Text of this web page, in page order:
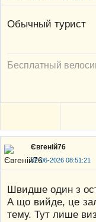
Обычный турист
Бесплатный
Євгеній76
02-06-2026 08:51:21
Швидше один з
А що вийде, це
тему. Тут лише